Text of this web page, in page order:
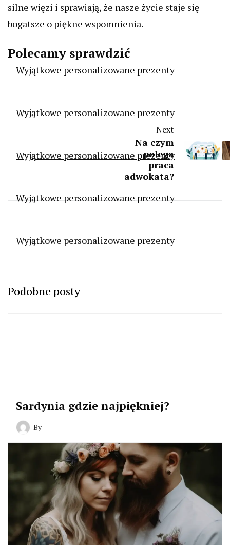
silne więzi i sprawiają, że nasze życie staje się
bogatsze o piękne wspomnienia.
Polecamy sprawdzić
Wyjątkowe personalizowane prezenty
Wyjątkowe personalizowane prezenty
Wyjątkowe personalizowane prezenty
Wyjątkowe personalizowane prezenty
Wyjątkowe personalizowane prezenty
Next
Na czym
polega
praca
adwokata?
Podobne posty
Sardynia gdzie najpiękniej?
By